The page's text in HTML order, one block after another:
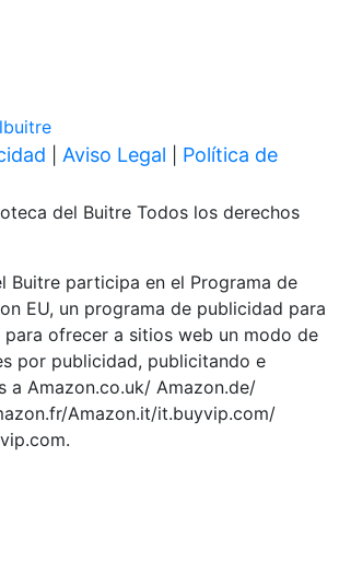
Aviso Legal
Política de
del Buitre Todos los derechos
Buitre participa en el Programa de
EU, un programa de publicidad para
ofrecer a sitios web un modo de
por publicidad, publicitando e
a Amazon.co.uk/ Amazon.de/
Amazon.it/it.buyvip.com/